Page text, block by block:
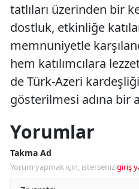
tatlıları üzerinden bir
dostluk, etkinliğe
memnuniyetle
hem katılımcılara
de Türk-Azeri
gösterilmesi adına bir
Yorumlar
Takma Ad
Yorum yapmak için, istersenizgiriş